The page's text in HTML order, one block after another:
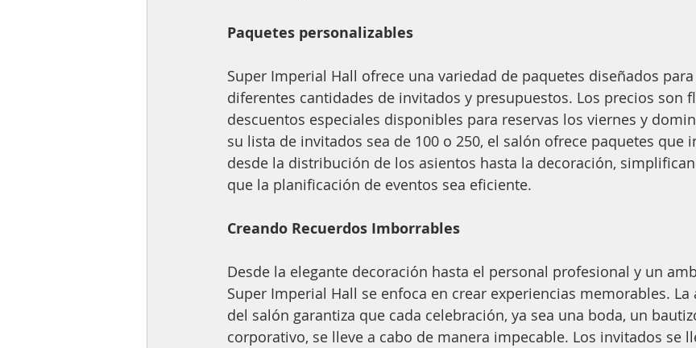
Paquetes personalizables
Super Imperial Hall ofrece una variedad de paquetes diseñados
diferentes cantidades de invitados y presupuestos. Los precios son
descuentos especiales disponibles para reservas los viernes y
su lista de invitados sea de 100 o 250, el salón ofrece paquetes que
desde la distribución de los asientos hasta la decoración,
que la planificación de eventos sea eficiente.
Creando Recuerdos Imborrables
Desde la elegante decoración hasta el personal profesional y un
Super Imperial Hall se enfoca en crear experiencias memorables.
del salón garantiza que cada celebración, ya sea una boda, un
corporativo, se lleve a cabo de manera impecable. Los invitados se